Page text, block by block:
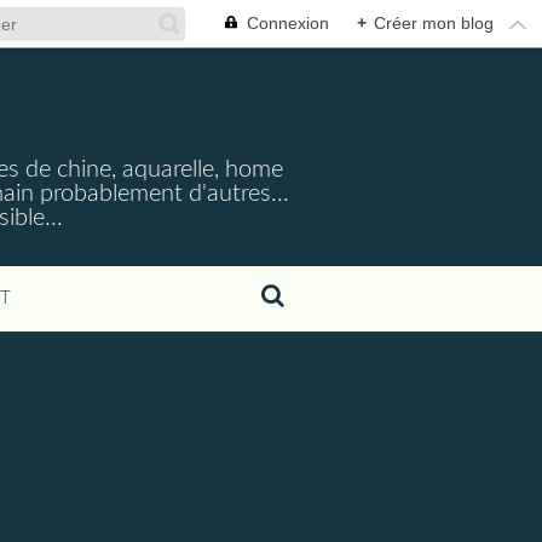
Connexion + Créer mon blog
de chine, aquarelle, home
probablement d'autres...